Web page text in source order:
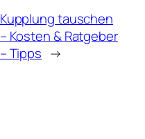
Kupplung tauschen
– Kosten & Ratgeber
– Tipps →